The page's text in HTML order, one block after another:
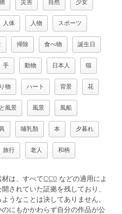
災害 自然 少女
人体 人物 スポーツ
掃除 食べ物 誕生日
手 動物 日本人 猫
物 ハート 背景 花
風景 風景 風船
哺乳類 本 夕暮れ
旅行 老人 和柄
材は、すべてCC0 などの適用によ
されていた証拠を残しており、
うなことは決してありません。
にもかかわらず自分の作品が公